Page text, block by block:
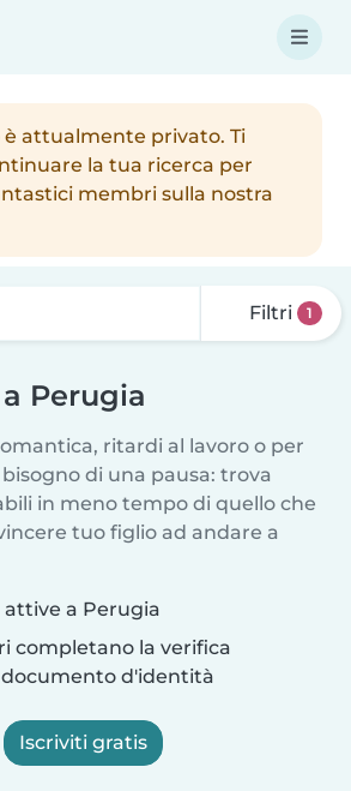
attualmente privato. Ti
la tua ricerca per
membri sulla nostra
Filtri 1
Perugia
ritardi al lavoro o per
di una pausa: trova
in meno tempo di quello che
tuo figlio ad andare a
a Perugia
completano la verifica
d'identità
Iscriviti gratis